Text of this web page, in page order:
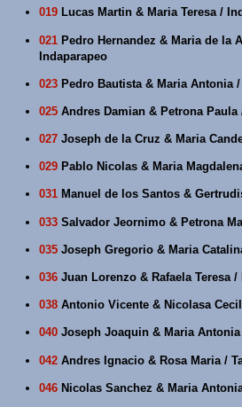
019 Lucas Martin & Maria Teresa /
021 Pedro Hernandez & Maria de la
Indaparapeo
023 Pedro Bautista & Maria Antonia
025 Andres Damian & Petrona Paula
027 Joseph de la Cruz & Maria
029 Pablo Nicolas & Maria
031 Manuel de los Santos &
033 Salvador Jeornimo & Petrona
035 Joseph Gregorio & Maria
036 Juan Lorenzo & Rafaela Teresa /
038 Antonio Vicente & Nicolasa
040 Joseph Joaquin & Maria
042 Andres Ignacio & Rosa Maria /
046 Nicolas Sanchez & Maria